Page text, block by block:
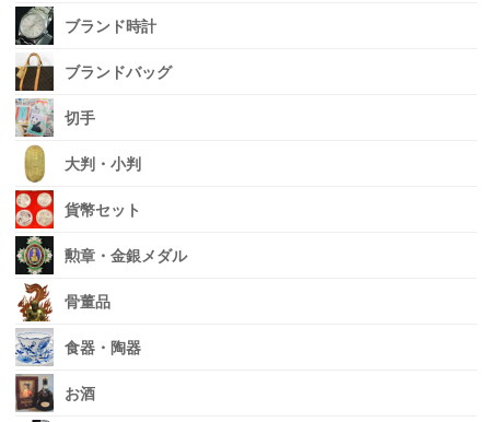
ブランド時計
ブランドバッグ
切手
大判・小判
貨幣セット
勲章・金銀メダル
骨董品
食器・陶器
お酒